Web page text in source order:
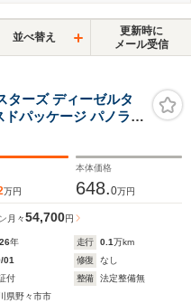
並べ替え
更新時に
メール受信
ーズ ディーゼルタ
パッケージ パノラミ
前後ドライブレコ
万円
本体価格
648.0万円
月々54,700円
年 走行 0.1万km
01 修復
なし
付 整備
法定整備無
県野々市市